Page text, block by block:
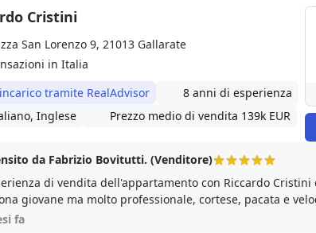
Cristini
San Lorenzo 9, 21013 Gallarate
in Italia
tramite RealAdvisor
8 anni di esperienza
Inglese
Prezzo medio di vendita 139k EUR
da Fabrizio Bovitutti. (Venditore)
di vendita dell'appartamento con Riccardo
giovane ma molto professionale, cortese, pacata e
cammino di questo tipo. Sono stati necessari solo tre
fa